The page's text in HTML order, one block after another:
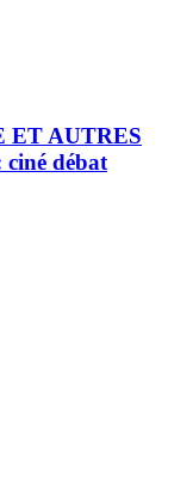
ET AUTRES
débat